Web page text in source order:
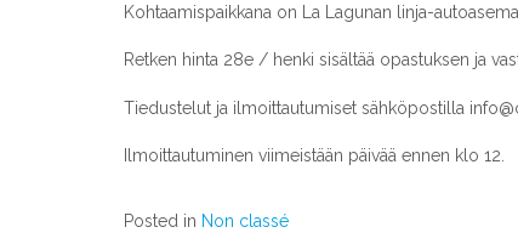
Kohtaamispaikkana on La Lagunan linja-
Retken hinta 28e / henki sisältää opastuksen ja
Tiedustelut ja ilmoittautumiset sähköpostilla
Ilmoittautuminen viimeistään päivää ennen klo 12.
Posted in Non classé